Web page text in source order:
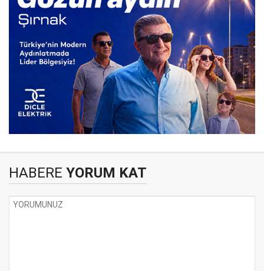
HABERE YORUM KAT